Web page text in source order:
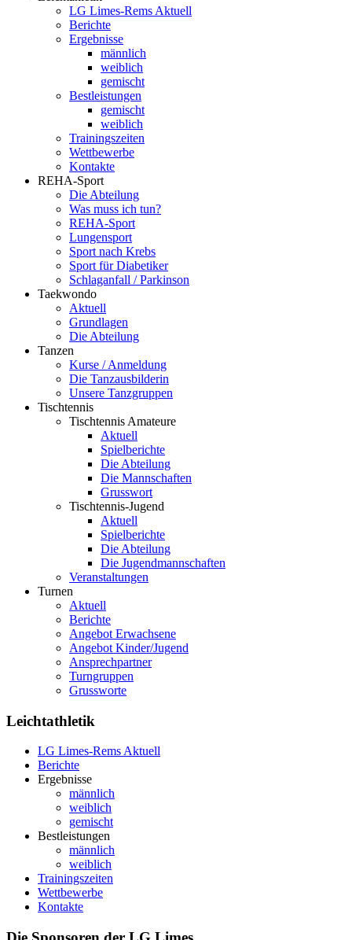
LG Limes-Rems Aktuell
Berichte
Ergebnisse
männlich
weiblich
gemischt
Bestleistungen
gemischt
weiblich
Trainingszeiten
Wettbewerbe
Kontakte
REHA-Sport
Die Abteilung
Was muss ich tun?
REHA-Sport
Lungensport
Sport nach Krebs
Sport für Diabetiker
Schlaganfall / Parkinson
Taekwondo
Aktuell
Grundlagen
Die Abteilung
Tanzen
Kurse / Anmeldung
Die Tanzausbilderin
Unsere Tanzgruppen
Tischtennis
Tischtennis Amateure
Aktuell
Spielberichte
Die Abteilung
Die Mannschaften
Grusswort
Tischtennis-Jugend
Aktuell
Spielberichte
Die Abteilung
Die Jugendmannschaften
Veranstaltungen
Turnen
Aktuell
Berichte
Angebot Erwachsene
Angebot Kinder/Jugend
Ansprechpartner
Turngruppen
Grussworte
Leichtathletik
LG Limes-Rems Aktuell
Berichte
Ergebnisse
männlich
weiblich
gemischt
Bestleistungen
männlich
weiblich
Trainingszeiten
Wettbewerbe
Kontakte